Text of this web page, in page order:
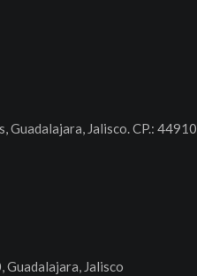
Guadalajara, Jalisco. CP.: 44910
Jalisco